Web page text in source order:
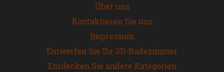
Über uns
Kontaktieren Sie uns
Impressum
Entwerfen Sie Ihr 3D-Badezimmer
Entdecken Sie andere Kategorien